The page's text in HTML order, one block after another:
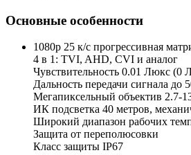
Основные особенности
1080p 25 к/с прогрессивная
4 в 1: TVI, AHD, CVI и аналог
Чувствительность 0.01 Люкс
Дальность передачи сигнала до
Мегапиксельный объектив 2.7-
ИК подсветка 40 метров,
Широкий диапазон рабочих
Защита от переполюсовки
Класс защиты IP67